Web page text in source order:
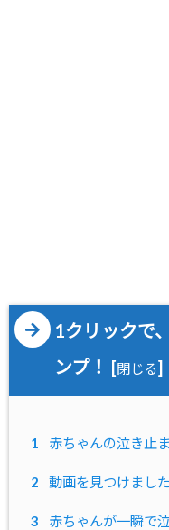
1クリックで
ンプ！
[閉じる]
1 赤ちゃんの泣き止
2 動画を見つけました
3
赤ちゃんが一瞬で